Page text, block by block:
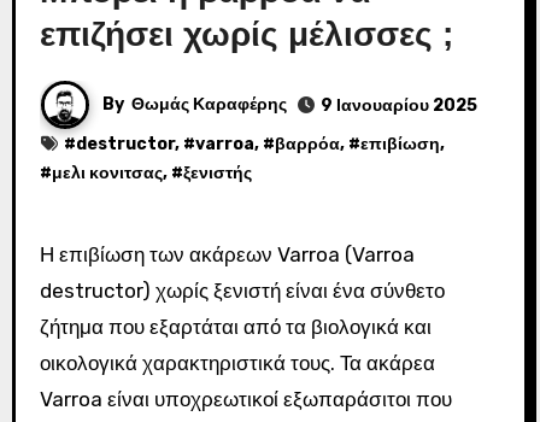
επιζήσει χωρίς μέλισσες ;
By Θωμάς Καραφέρης
9 Ιανουαρίου 2025
#destructor, #varroa, #βαρρόα, #επιβίωση,
#μελι κονιτσας, #ξενιστής
Η επιβίωση των ακάρεων Varroa (Varroa
destructor) χωρίς ξενιστή είναι ένα σύνθετο
ζήτημα που εξαρτάται από τα βιολογικά και
οικολογικά χαρακτηριστικά τους. Τα ακάρεα
Varroa είναι υποχρεωτικοί εξωπαράσιτοι που